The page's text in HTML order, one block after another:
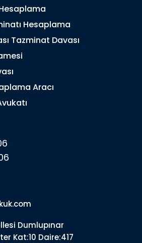
Hesaplama
Tazminat Davası
Aracı
Dumlupınar
Kat:10 Daire:417